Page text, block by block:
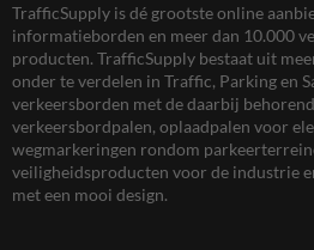
TrafficSupply is dé grootste online
informatieborden en meer dan 10.000
producten. TrafficSupply bestaat uit
onder te verdelen in Traffic, Parking en
verkeersborden met de daarbij
verkeersbordpalen, oplaadpalen voor
wegmarkeringen rondom
veiligheidsproducten voor de industrie
met een mooi design.